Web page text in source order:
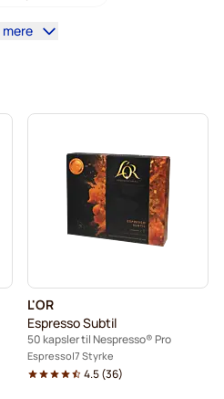
Professional
Pro
Pro
Pro
mere
L'OR
Espresso Subtil
50 kapsler til Nespresso® Pro
Espresso 7 Styrke
4.5(36)